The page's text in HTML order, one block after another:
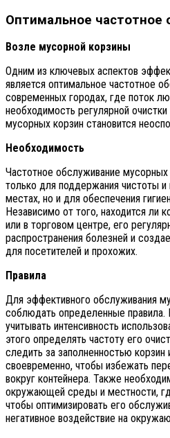
Оптимальное частотное
Возле мусорной корзины
Одним из ключевых аспектов
является оптимальное частотное
современных городах, где поток
необходимость регулярной
мусорных корзин становится
Необходимость
Частотное обслуживание
только для поддержания чистоты
местах, но и для обеспечения
Независимо от того, находится ли
или в торговом центре, его
распространения болезней и
для посетителей и прохожих.
Правила
Для эффективного обслуживания
соблюдать определенные
учитывать интенсивность
этого определять частоту его
следить за заполненностью корзин
своевременно, чтобы избежать
вокруг контейнера. Также
окружающей среды и местности,
чтобы оптимизировать его
негативное воздействие на